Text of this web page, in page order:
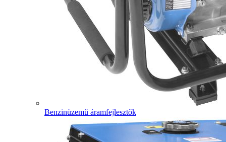
Benzinüzemű áramfejlesztők